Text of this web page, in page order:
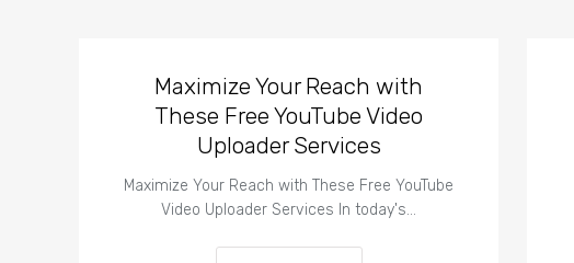
Maximize Your Reach with
These Free YouTube Video
Uploader Services
Maximize Your Reach with These Free YouTube
Video Uploader Services In today's…